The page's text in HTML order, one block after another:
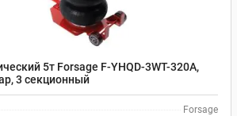
5т Forsage F-YHQD-3WT-320A,
3 секционный
Forsage